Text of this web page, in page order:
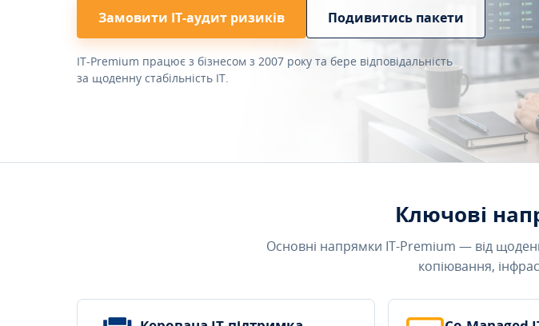
Замовити ІТ-аудит ризиків Подивитись пакети
IT-Premium працює з бізнесом з 2007 року та бере відповідальність
за щоденну стабільність IT.
Ключові
Основні напрямки IT-Premium — від
копіювання,